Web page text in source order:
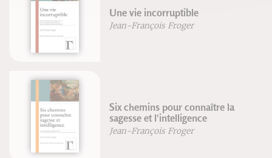
Une vie incorruptible
Jean-François Froger
Six chemins pour connaître la
sagesse et l'intelligence
Jean-François Froger